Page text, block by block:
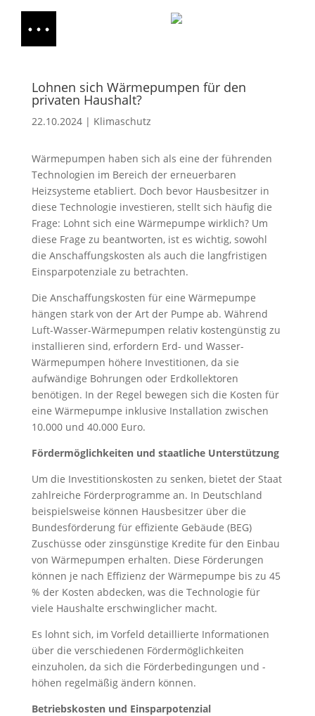
Lohnen sich Wärmepumpen für den
privaten Haushalt?
22.10.2024| Klimaschutz
Wärmepumpen haben sich als eine der führenden
Technologien im Bereich der erneuerbaren
Heizsysteme etabliert. Doch bevor Hausbesitzer in
diese Technologie investieren, stellt sich häufig die
Frage: Lohnt sich eine Wärmepumpe wirklich? Um
diese Frage zu beantworten, ist es wichtig, sowohl
die Anschaffungskosten als auch die langfristigen
Einsparpotenziale zu betrachten.
Die Anschaffungskosten für eine Wärmepumpe
hängen stark von der Art der Pumpe ab. Während
Luft-Wasser-Wärmepumpen relativ kostengünstig zu
installieren sind, erfordern Erd- und Wasser-
Wärmepumpen höhere Investitionen, da sie
aufwändige Bohrungen oder Erdkollektoren
benötigen. In der Regel bewegen sich die Kosten für
eine Wärmepumpe inklusive Installation zwischen
10.000 und 40.000 Euro.
Fördermöglichkeiten und staatliche Unterstützung
Um die Investitionskosten zu senken, bietet der Staat
zahlreiche Förderprogramme an. In Deutschland
beispielsweise können Hausbesitzer über die
Bundesförderung für effiziente Gebäude (BEG)
Zuschüsse oder zinsgünstige Kredite für den Einbau
von Wärmepumpen erhalten. Diese Förderungen
können je nach Effizienz der Wärmepumpe bis zu 45
% der Kosten abdecken, was die Technologie für
viele Haushalte erschwinglicher macht.
Es lohnt sich, im Vorfeld detaillierte Informationen
über die verschiedenen Fördermöglichkeiten
einzuholen, da sich die Förderbedingungen und -
höhen regelmäßig ändern können.
Betriebskosten und Einsparpotenzial